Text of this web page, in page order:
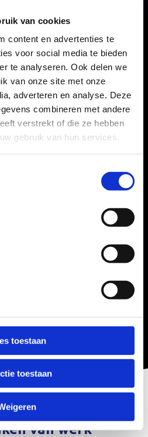
van cookies
content en advertenties te
voor social media te bieden
te analyseren. Ook delen we
van onze site met onze
adverteren en analyse. Deze
combineren met andere
verstrekt of die ze hebben
gebruik van hun services.
toestaan
toestaan
van werk